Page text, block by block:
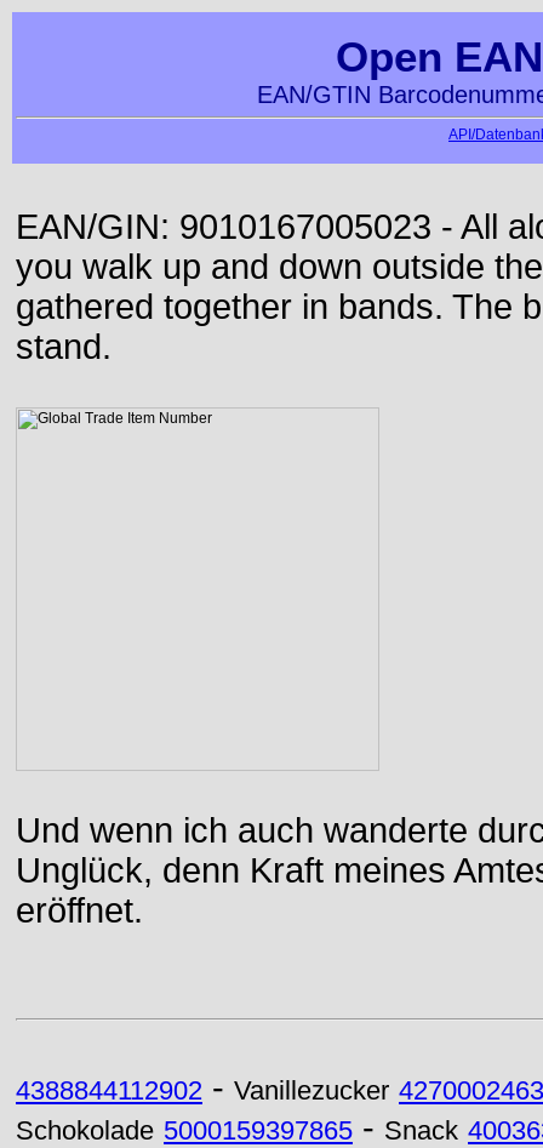
Open
EAN/GTIN
API/
EAN/GIN: 9010167005023 - All
you walk up and down outside
gathered together in bands. The
stand.
Und wenn ich auch wanderte
Unglück, denn Kraft meines
eröffnet.
4388844112902 - Vanillezucker
Schokolade 5000159397865 - Snack